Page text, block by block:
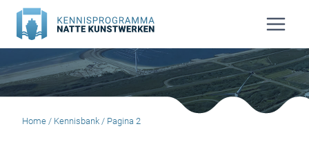
Doorgaan
naar
inhoud
Home / Kennisbank / Pagina 2